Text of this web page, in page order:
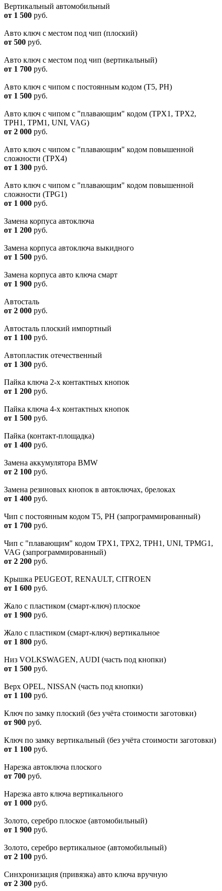
Вертикальный автомобильный
от 1 500 руб.
Авто ключ с местом под чип (плоский)
от 500 руб.
Авто ключ с местом под чип (вертикальный)
от 1 700 руб.
Авто ключ с чипом с постоянным кодом (T5, PH)
от 1 500 руб.
Авто ключ с чипом с "плавающим" кодом (TPX1, TPX2,
TPH1, TPM1, UNI, VAG)
от 2 000 руб.
Авто ключ с чипом с "плавающим" кодом повышенной
сложности (TPХ4)
от 1 300 руб.
Авто ключ с чипом с "плавающим" кодом повышенной
сложности (ТРG1)
от 1 000 руб.
Замена корпуса автоключа
от 1 200 руб.
Замена корпуса автоключа выкидного
от 1 500 руб.
Замена корпуса авто ключа смарт
от 1 900 руб.
Автосталь
от 2 000 руб.
Автосталь плоский импортный
от 1 100 руб.
Автопластик отечественный
от 1 300 руб.
Пайка ключа 2-х контактных кнопок
от 1 200 руб.
Пайка ключа 4-х контактных кнопок
от 1 500 руб.
Пайка (контакт-площадка)
от 1 400 руб.
Замена аккумулятора BMW
от 2 100 руб.
Замена резиновых кнопок в автоключах, брелоках
от 1 400 руб.
Чип с постоянным кодом T5, PH (запрограммированный)
от 1 700 руб.
Чип с "плавающим" кодом TPX1, ТРХ2, TPH1, UNI, TPMG1,
VAG (запрограммированный)
от 2 200 руб.
Крышка PEUGEOT, RENAULT, CITROEN
от 1 600 руб.
Жало с пластиком (смарт-ключ) плоское
от 1 900 руб.
Жало с пластиком (смарт-ключ) вертикальное
от 1 800 руб.
Низ VOLKSWAGEN, AUDI (часть под кнопки)
от 1 500 руб.
Верх OPEL, NISSAN (часть под кнопки)
от 1 100 руб.
Ключ по замку плоский (без учёта стоимости заготовки)
от 900 руб.
Ключ по замку вертикальный (без учёта стоимости заготовки)
от 1 100 руб.
Нарезка автоключа плоского
от 700 руб.
Нарезка авто ключа вертикального
от 1 000 руб.
Золото, серебро плоское (автомобильный)
от 1 900 руб.
Золото, серебро вертикальное (автомобильный)
от 2 100 руб.
Синхронизация (привязка) авто ключа вручную
от 2 300 руб.